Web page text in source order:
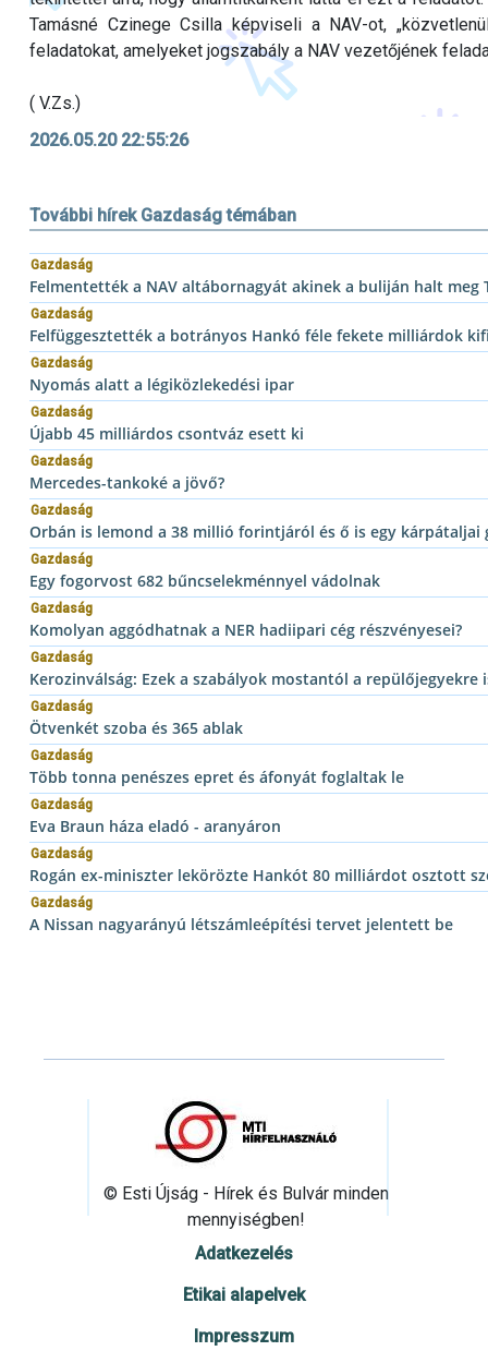
Tamásné Czinege Csilla képviseli a NAV-ot,
feladatokat, amelyeket jogszabály a NAV vezetőjének
( V.Zs.)
2026.05.20 22:55:26
További hírek Gazdaság témában
Gazdaság
Felmentették a NAV altábornagyát akinek a buliján halt meg
Gazdaság
Felfüggesztették a botrányos Hankó féle fekete milliárdok
Gazdaság
Nyomás alatt a légiközlekedési ipar
Gazdaság
Újabb 45 milliárdos csontváz esett ki
Gazdaság
Mercedes-tankoké a jövő?
Gazdaság
Orbán is lemond a 38 millió forintjáról és ő is egy
Gazdaság
Egy fogorvost 682 bűncselekménnyel vádolnak
Gazdaság
Komolyan aggódhatnak a NER hadiipari cég részvényesei?
Gazdaság
Kerozinválság: Ezek a szabályok mostantól a repülőjegyekre
Gazdaság
Ötvenkét szoba és 365 ablak
Gazdaság
Több tonna penészes epret és áfonyát foglaltak le
Gazdaság
Eva Braun háza eladó - aranyáron
Gazdaság
Rogán ex-miniszter lekörözte Hankót 80 milliárdot osztott
Gazdaság
A Nissan nagyarányú létszámleépítési tervet jelentett be
© Esti Újság - Hírek és Bulvár minden
mennyiségben!
Adatkezelés
Etikai alapelvek
Impresszum